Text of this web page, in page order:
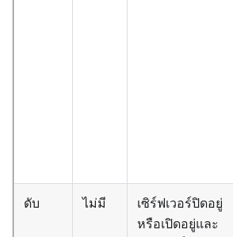
ดับ ไม่มี
เซิร์ฟเวอร์ปิดอยู่
หรือเปิดอยู่และ